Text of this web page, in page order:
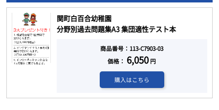
関町白百合幼稚園
分野別過去問題集A3 集団適性テスト本
商品番号：113-C7903-03
価格： 6,050円
購入はこちら